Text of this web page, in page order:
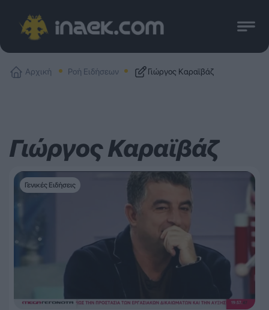
Αρχική Ροή Ειδήσεων Γιώργος Καραϊβάζ
Γιώργος Καραϊβάζ
Γενικές Ειδήσεις